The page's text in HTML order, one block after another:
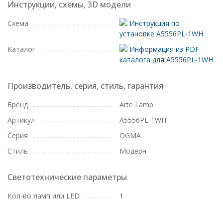
Инструкции, схемы, 3D модели
Схема
Инструкция по
установке A5556PL-1WH
Каталог
Информация из PDF
каталога для A5556PL-1WH
Производитель, серия, стиль, гарантия
Бренд
Arte Lamp
Артикул
A5556PL-1WH
Серия
OGMA
Стиль
Модерн
Светотехнические параметры
Кол-во ламп или LED
1